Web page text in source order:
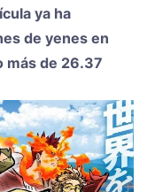
ya ha
de yenes en
más de 26.37